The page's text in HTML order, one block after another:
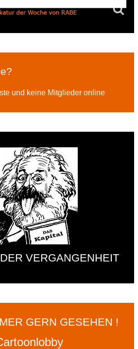
und keine Mitglieder online
VERGANGENHEIT
GERN GESEHEN !